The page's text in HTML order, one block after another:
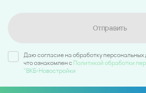
Отправить
Даю согласие на обработку
что ознакомлен c Политикой обработки
"ВКБ-Новостройки